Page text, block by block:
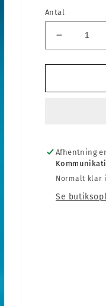
Antal
Reducer
antallet
for
Plakat
Afhentning
Normalt klar
Se